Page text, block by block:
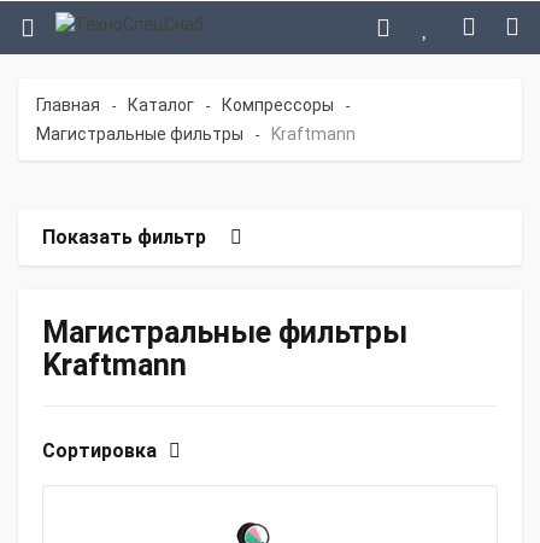
Главная - Каталог - Компрессоры -
Магистральные фильтры - Kraftmann
Показать фильтр
Магистральные фильтры
Kraftmann
Сортировка